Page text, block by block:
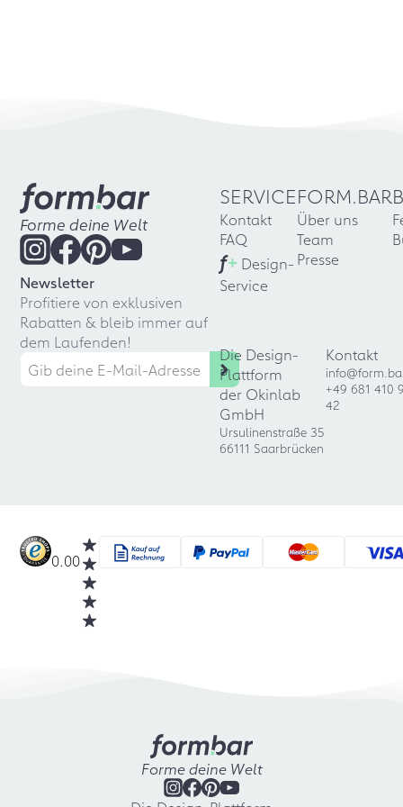
Forme deine Welt
Newsletter
Profitiere von exklusiven
Rabatten & bleib immer auf
dem Laufenden!
SERVICE
Kontakt
FAQ
f+ Design-
Service
FORM.BAR
Über uns
Team
Presse
Die Design-
Plattform
der Okinlab
GmbH
Ursulinenstraße 35
66111 Saarbrücken
Kontakt
+49 681 410
42
0.00
Forme deine Welt